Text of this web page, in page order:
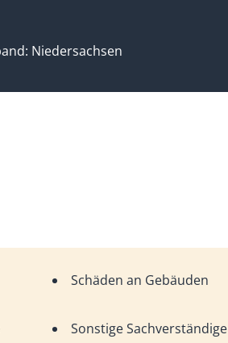
Niedersachsen
Schäden an Gebäuden
Sonstige Sachverständige